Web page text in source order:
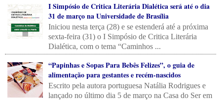
I Simpósio de Critica Literária Dialética será até o dia
31 de março na Universidade de Brasília
Iniciou nesta terça (28) e se estenderá até a próxima
sexta-feira (31) o I Simpósio de Critica Literária
Dialética, com o tema “Caminhos ...
“Papinhas e Sopas Para Bebês Felizes”, o guia de
alimentação para gestantes e recém-nascidos
Escrito pela autora portuguesa Natália Rodrigues e
lançado no último dia 5 de março na Casa do Ser em